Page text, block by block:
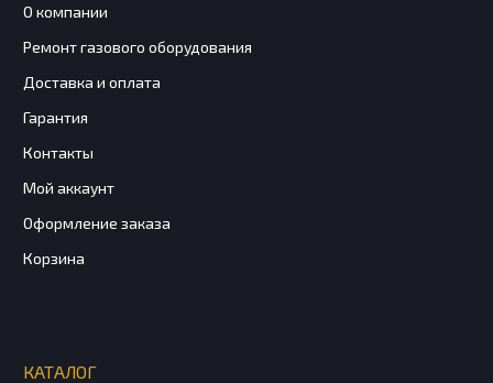
О компании
Ремонт газового оборудования
Доставка и оплата
Гарантия
Контакты
Мой аккаунт
Оформление заказа
Корзина
КАТАЛОГ